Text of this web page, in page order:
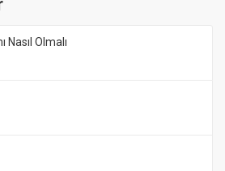
Nasıl Olmalı